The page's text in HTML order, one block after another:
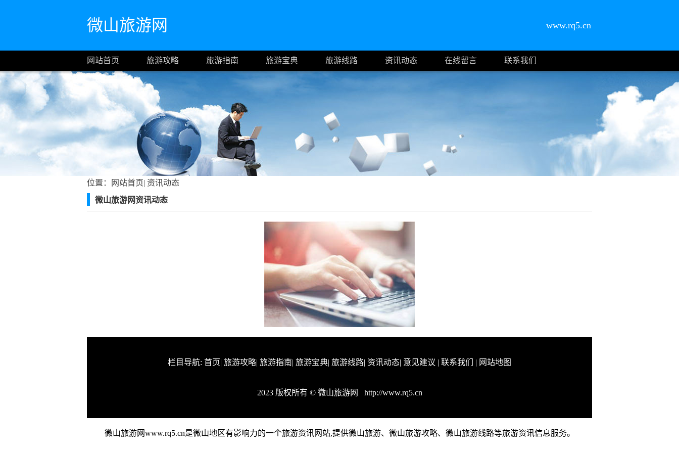
微山旅游网 www.rq5.cn
网站首页 旅游攻略 旅游指南 旅游宝典 旅游线路 资讯动态 在线留言 联系我们
位置： 网站首页| 资讯动态
微山旅游网资讯动态
栏目导航: 首页| 旅游攻略| 旅游指南| 旅游宝典| 旅游线路| 资讯动态| 意见建议 | 联系我们 | 网站地图
2023 版权所有 © 微山旅游网 http://www.rq5.cn
微山旅游网www.rq5.cn是微山地区有影响力的一个旅游资讯网站,提供微山旅游、微山旅游攻略、微山旅游线路等旅游资讯信息服务。